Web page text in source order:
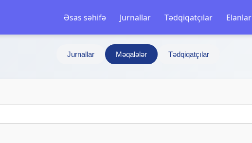
Əsas səhifə Jurnallar Tədqiqatçılar Elanlar
Jurnallar Məqalələr Tədqiqatçılar